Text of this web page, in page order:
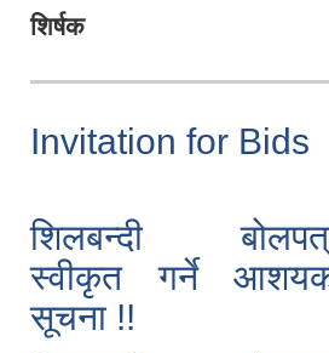
शिर्षक
Invitation for Bids
शिलबन्दी
स्वीकृत गर्ने
सूचना !!